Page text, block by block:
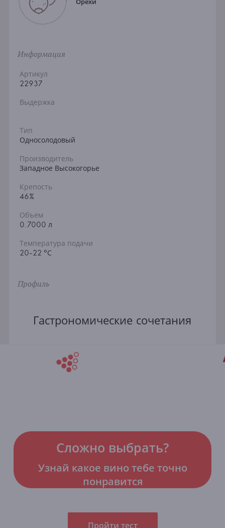
Информация
Артикул
22937
Выдержка
Тип
Односолодовый
Производитель
Западное Высокогорье
Крепость
46%
Объем
0.7000 л
Температура подачи
20-22 °С
Профиль
Гастрономические сочетания
Сложно выбрать?
Узнай какое вино тебе точно
понравится
Пройти тест